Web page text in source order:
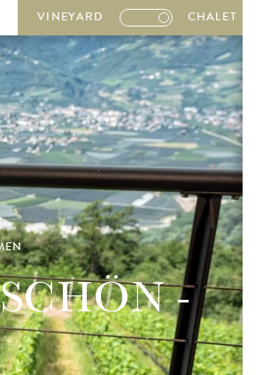
VINEYARD CHALET
-